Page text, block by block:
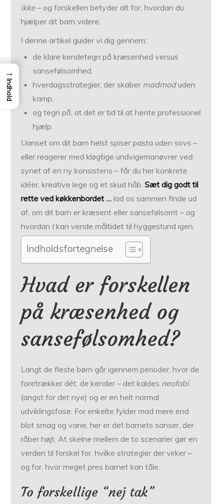
ikke– og forskellen betyder alt for, hvordan du
hjælper dit barn videre.
I denne artikel guider vi dig gennem:
de klare kendetegn på kræsenhed versus
sansefølsomhed,
hverdagsstrategier, der skaber madmoduden
kamp,
og tegn på, at det er tid til at hente professionel
hjælp.
Uanset om dit barn helst spiser pasta uden sovs –
eller reagerer med kløgtige undvigemanøvrer ved
synet af en ny konsistens – får du her konkrete
idéer, kreative lege og et skud håb.Sæt dig godt til
rette ved køkkenbordet … lad os sammen finde ud
af, om dit barn er kræsent eller sansefølsomt – og
hvordan I kan vende måltidet til hyggestund igen.
Indholdsfortegnelse
Hvad er forskellen
på kræsenhed og
sansefølsomhed?
Langt de fleste børn går igennem perioder, hvor de
foretrækker dét, de kender – det kaldes neofobi
(angst for det nye) og er en helt normal
udviklingsfase. For enkelte fylder mad mere end
blot smag og vane; her er det barnets sanser, der
råber højt. At skelne mellem de to scenarier gør en
verden til forskel for, hvilke strategier der virker –
og for, hvor meget pres barnet kan tåle.
To forskellige “nej tak”
→
Indhold